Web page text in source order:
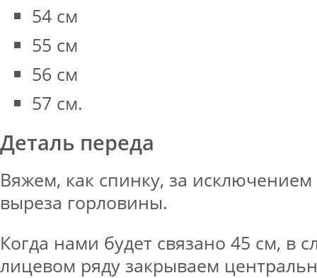
54 см
55 см
56 см
57 см.
Деталь переда
Вяжем, как спинку, за
выреза горловины.
Когда нами будет связано 45 см, в
лицевом ряду закрываем